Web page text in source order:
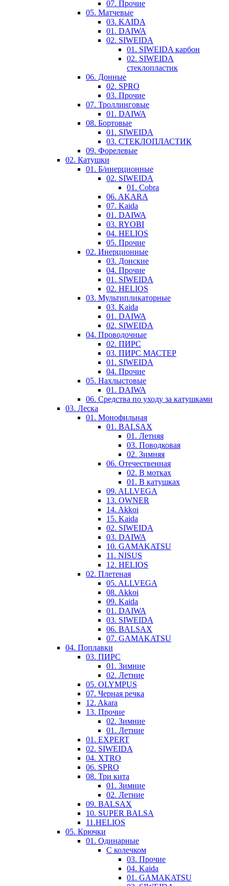
07. Прочие
05. Матчевые
03. KAIDA
01. DAIWA
02. SIWEIDA
01. SIWEIDA карбон
02. SIWEIDA
стеклопластик
06. Донные
02. SPRO
03. Прочие
07. Троллинговые
01. DAIWA
08. Бортовые
01. SIWEIDA
03. СТЕКЛОПЛАСТИК
09. Форелевые
02. Катушки
01. Б/инерционные
02. SIWEIDA
01. Cobra
06. AKARA
07. Kaida
01. DAIWA
03. RYOBI
04. HELIOS
05. Прочие
02. Инерционные
03. Донские
04. Прочие
01. SIWEIDA
02. HELIOS
03. Мультипликаторные
03. Kaida
01. DAIWA
02. SIWEIDA
04. Проводочные
02. ПИРС
03. ПИРС МАСТЕР
01. SIWEIDA
04. Прочие
05. Нахлыстовые
01. DAIWA
06. Средства по уходу за катушками
03. Леска
01. Монофильная
01. BALSAX
01. Летняя
03. Поводковая
02. Зимняя
06. Отечественная
02. В мотках
01. В катушках
09. ALLVEGA
13. OWNER
14. Akkoi
15. Kaida
02. SIWEIDA
03. DAIWA
10. GAMAKATSU
11. NISUS
12. HELIOS
02. Плетеная
05. ALLVEGA
08. Akkoi
09. Kaida
01. DAIWA
03. SIWEIDA
06. BALSAX
07. GAMAKATSU
04. Поплавки
03. ПИРС
01. Зимние
02. Летние
05. OLYMPUS
07. Черная речка
12. Akara
13. Прочие
02. Зимние
01. Летние
01. EXPERT
02. SIWEIDA
04. XTRO
06. SPRO
08. Три кита
01. Зимние
02. Летние
09. BALSAX
10. SUPER BALSA
11.HELIOS
05. Крючки
01. Одинарные
С колечком
03. Прочие
04. Kaida
01. GAMAKATSU